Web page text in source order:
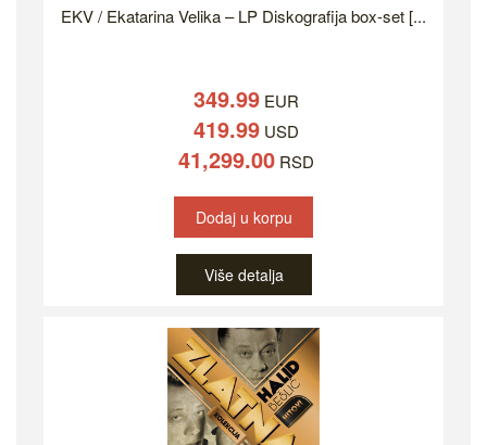
EKV / Ekatarina Velika – LP Diskografija box-set [...
349.99 EUR
419.99 USD
41,299.00 RSD
Dodaj u korpu
Više detalja